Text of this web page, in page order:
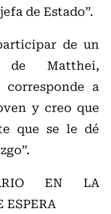
de Estado”.
de un
de Matthei,
a
y creo que
que se le dé
EN LA
ESPERA